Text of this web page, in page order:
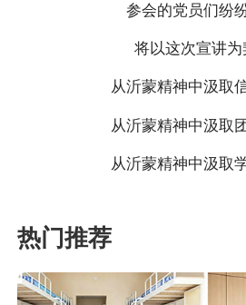
参会的党员们纷
将以这次宣讲为
从沂蒙精神中汲取
从沂蒙精神中汲取
从沂蒙精神中汲取